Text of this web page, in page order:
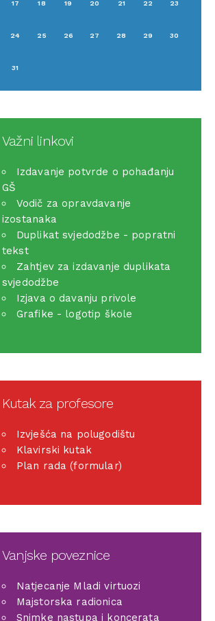
17 18 19 20 21 22 23
24 25 26 27 28 29 30
31
Važni linkovi
Izdavanje potvrde o pohađanju
GŠ
Vodič za opravdavanje
izostanaka
Duplikat svjedodžbe - popratni
tekst
Zahtjev za izdavanje duplikata
svjedodžbe
Izjava o davanju privole
Grafike - logotip škole
Kutak za profesore
Izvješća na polugodištu
Klavirski kutak
Plan rada (formular)
Vanjske poveznice
Natjecanje Mladi virtuozi
Majstorska radionica
Snimke nastupa i koncerata